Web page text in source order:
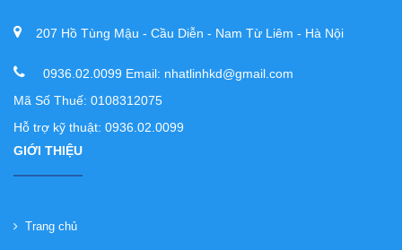
207 Hồ Tùng Mậu - Cầu Diễn - Nam Từ Liêm - Hà Nội
0936.02.0099 Email: nhatlinhkd@gmail.com
Mã Số Thuế: 0108312075
Hỗ trợ kỹ thuật: 0936.02.0099
GIỚI THIỆU
Trang chủ